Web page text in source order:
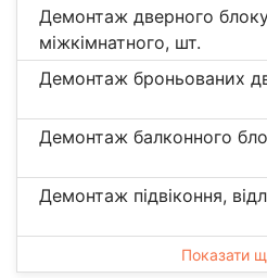
Демонтаж дверного
міжкімнатного, шт.
Демонтаж броньованих
Демонтаж балконного
Демонтаж підвіконня,
Показати